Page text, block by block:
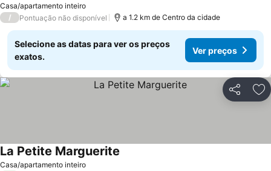
Casa/apartamento inteiro
/ Pontuação não disponível a 1.2 km de Centro da cidade
Selecione as datas para ver os preços
exatos.
Ver preços
Partilhar
Casa/apartamento inteiro
La Petite Marguerite